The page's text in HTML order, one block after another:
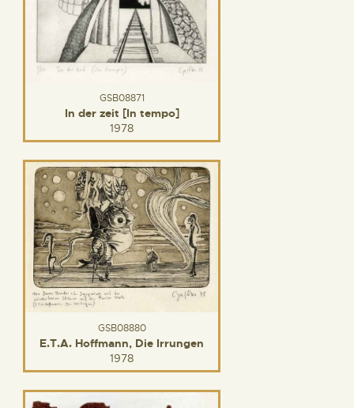
GSB08871
In der zeit [In tempo]
1978
GSB08880
E.T.A. Hoffmann, Die Irrungen
1978